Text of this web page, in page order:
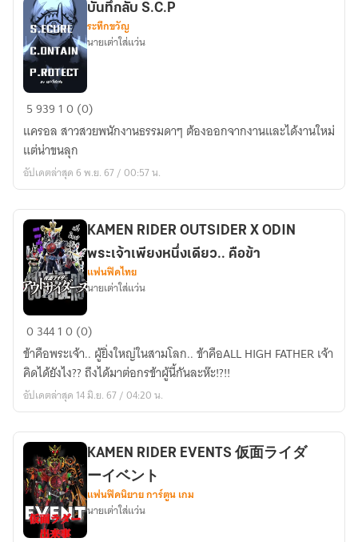
บันทึก
S.C.P
บันทึกลับ S.C.P
ระทึกขวัญ
นายเต่า​ใส่​แว่น​
5939 10 (0)
แครอล สาวสวยพนักงานธรรมดาๆ ต้องออกจากงานและได้งานใหม่
แต่น่าขนลุก
อัปเดตล่าสุด 6 พ.ย. 67 / 00:57 น.
KAMEN​
RIDER​
OUTSIDER​
X​​
ODIN
เพียง
หนึ่ง
เดียว..
คือ
ข้า
KAMEN​ RIDER​ OUTSIDER​ X​​ ODIN
พระเจ้าเพียงหนึ่งเดียว.. คือข้า
แฟนฟิคไทย
นายเต่าใส่แว่น
034410 (0)
ข้าคือพระเจ้า.. ผู้ยิ่งใหญ่ในสามโลก.. ข้าคือALL HIGH FATHER เจ้า
คิดได้ยังไง?? ถึงได้มาต่อกรข้าผู้นี้กันละห๊ะ!?!!
อัปเดตล่าสุด 14 มิ.ย. 67 / 04:20 น.
KAMEN​ RIDER​ EVENTS 仮面ライダ
ーイベント
แฟนฟิคนิยาย การ์ตูน เกม
นายเต่าใส่แว่น